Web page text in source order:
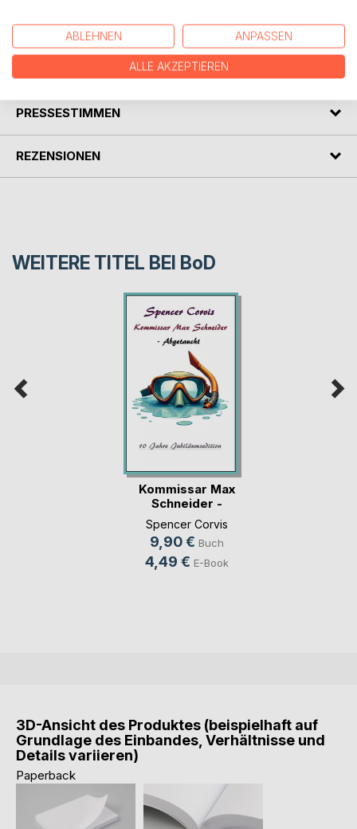
Max selbst...
PRESSESTIMMEN
REZENSIONEN
WEITERE TITEL BEI BoD
Kommissar Max
Schneider -
Abgetaucht
Spencer Corvis
9,90 € Buch
4,49 € E-Book
3D-Ansicht des Produktes (beispielhaft auf
Grundlage des Einbandes, Verhältnisse und
Details variieren)
Paperback
ABLEHNEN ANPASSEN
ALLE AKZEPTIEREN